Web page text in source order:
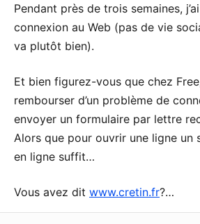
Pendant près de trois semaines,
connexion au Web (pas de vie
va plutôt bien).
Et bien figurez-vous que chez
rembourser d’un problème de
envoyer un formulaire par lettre
Alors que pour ouvrir une ligne un
en ligne suffit…
Vous avez dit www.cretin.fr?…